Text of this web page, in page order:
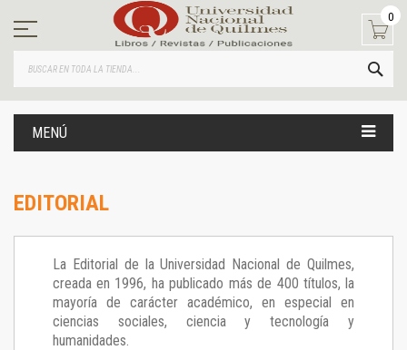
contenido
0
MENÚ
EDITORIAL
La Editorial de la Universidad Nacional de Quilmes,
creada en 1996, ha publicado más de 400 títulos, la
mayoría de carácter académico, en especial en
ciencias sociales, ciencia y tecnología y
humanidades.